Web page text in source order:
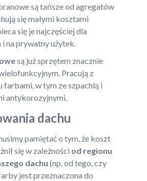
są tańsze od agregatów
się małymi kosztami
się je najczęściej dla
na prywatny użytek.
są już sprzętem znacznie
Pracują z
farbami, w tym ze szpachlą i
antykorozyjnymi.
dachu
pamiętać o tym, że koszt
się w zależności od regionu
dachu (np. od tego, czy
jest przeznaczona do